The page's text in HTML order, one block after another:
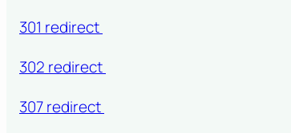
301 redirect
302 redirect
307 redirect